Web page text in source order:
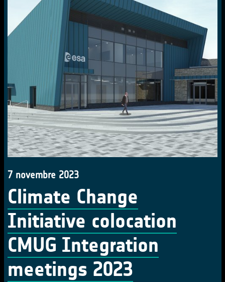
7 novembre 2023
Climate Change
Initiative colocation
CMUG Integration
meetings 2023